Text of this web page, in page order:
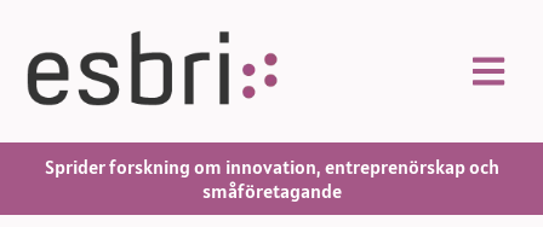
Sprider forskning om innovation, entreprenörskap och
småföretagande